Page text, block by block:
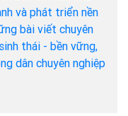
và phát triển nền
bài viết chuyên
thái - bền vững,
dân chuyên nghiệp